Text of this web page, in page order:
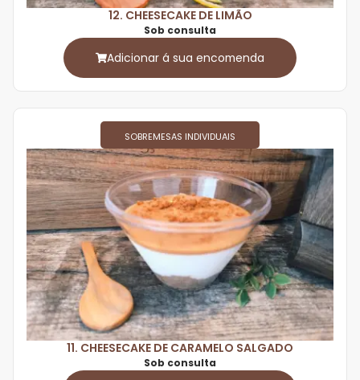
12. CHEESECAKE DE LIMÃO
Sob consulta
Adicionar á sua encomenda
SOBREMESAS INDIVIDUAIS
11. CHEESECAKE DE CARAMELO SALGADO
Sob consulta